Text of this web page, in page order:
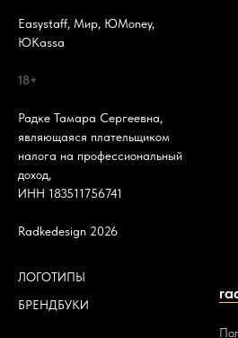
Easystaff, Мир, ЮMoney,
ЮKassa
18+
Радке Тамара Сергеевна,
являющаяся плательщиком
налога на профессиональный
доход,
ИНН 183511756741
Radkedesign 2026
ЛОГОТИПЫ
БРЕНДБУКИ